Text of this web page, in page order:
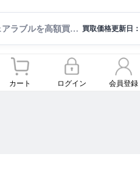
ウェアラブルを高額買取ならサクモバ買取【公式】 買取価格更新日：
カート ログイン 会員登録